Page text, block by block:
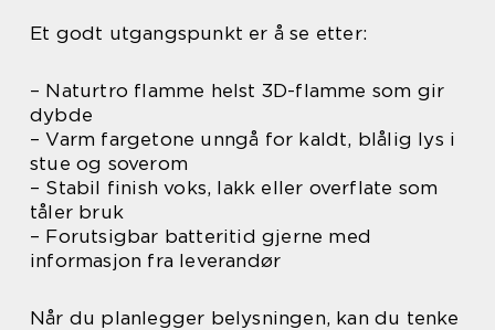
Et godt utgangspunkt er å se etter:
– Naturtro flamme helst 3D-flamme som gir
dybde
– Varm fargetone unngå for kaldt, blålig lys i
stue og soverom
– Stabil finish voks, lakk eller overflate som
tåler bruk
– Forutsigbar batteritid gjerne med
informasjon fra leverandør
Når du planlegger belysningen, kan du tenke